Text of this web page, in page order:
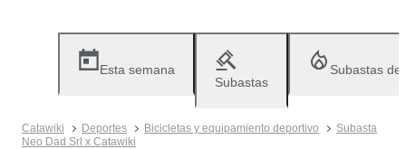
Esta semana
Subastas
Subastas
Catawiki Deportes Bicicletas y equipamiento deportivo
Subasta
Neo Dad Srl x Catawiki